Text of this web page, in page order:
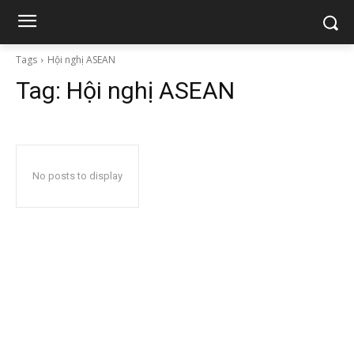
Tags Hội nghị ASEAN
Tag: Hội nghị ASEAN
No posts to display